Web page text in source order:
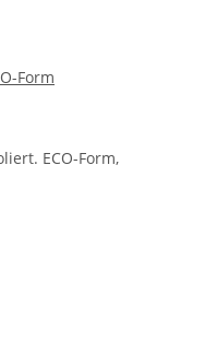
Form
ECO-Form,